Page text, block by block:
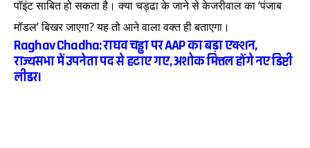
पॉइंट साबित हो सकता है। क्या चड्ढा के जाने से केजरीवाल का ‘पंजाब
मॉडल’ बिखर जाएगा? यह तो आने वाला वक्त ही बताएगा।
Raghav Chadha: राघव चड्ढा पर AAP का बड़ा एक्शन,
राज्यसभा में उपनेता पद से हटाए गए, अशोक मित्तल होंगे नए डिप्टी
लीडर।